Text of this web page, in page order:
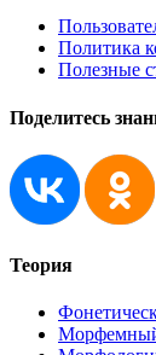
Политика
Полезные
Поделитесь
Теория